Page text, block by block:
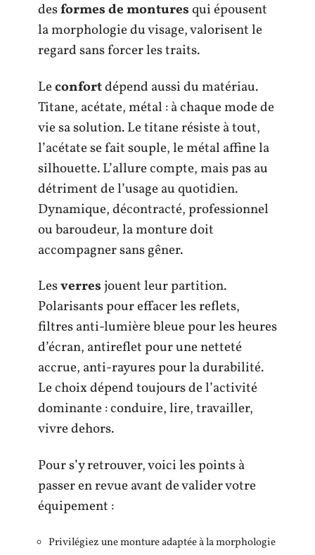
desformes de monturesqui épousent
la morphologie du visage, valorisent le
regard sans forcer les traits.
Leconfortdépend aussi du matériau.
Titane, acétate, métal : à chaque mode de
vie sa solution. Le titane résiste à tout,
l’acétate se fait souple, le métal affine la
silhouette. L’allure compte, mais pas au
détriment de l’usage au quotidien.
Dynamique, décontracté, professionnel
ou baroudeur, la monture doit
accompagner sans gêner.
Lesverresjouent leur partition.
Polarisants pour effacer les reflets,
filtres anti-lumière bleue pour les heures
d’écran, antireflet pour une netteté
accrue, anti-rayures pour la durabilité.
Le choix dépend toujours de l’activité
dominante : conduire, lire, travailler,
vivre dehors.
Pour s’y retrouver, voici les points à
passer en revue avant de valider votre
équipement :
Privilégiez une monture adaptée à la morphologie